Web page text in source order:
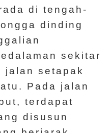
di tengah-
dinding
sekitar
jalan setapak
Pada jalan
terdapat
disusun